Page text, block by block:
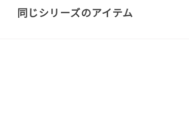
同じシリーズのアイテム